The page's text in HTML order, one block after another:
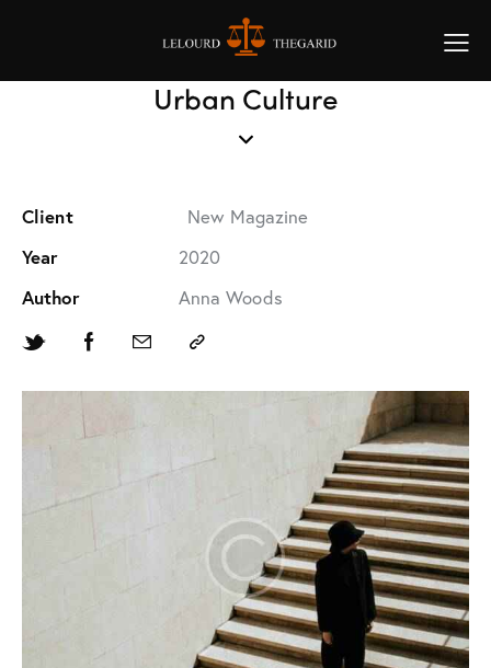
Urban Culture
Client
New Magazine
Year
2020
Author
Anna Woods